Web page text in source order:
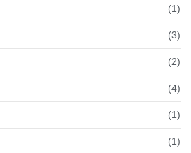
(1)
(3)
(2)
(4)
(1)
(1)